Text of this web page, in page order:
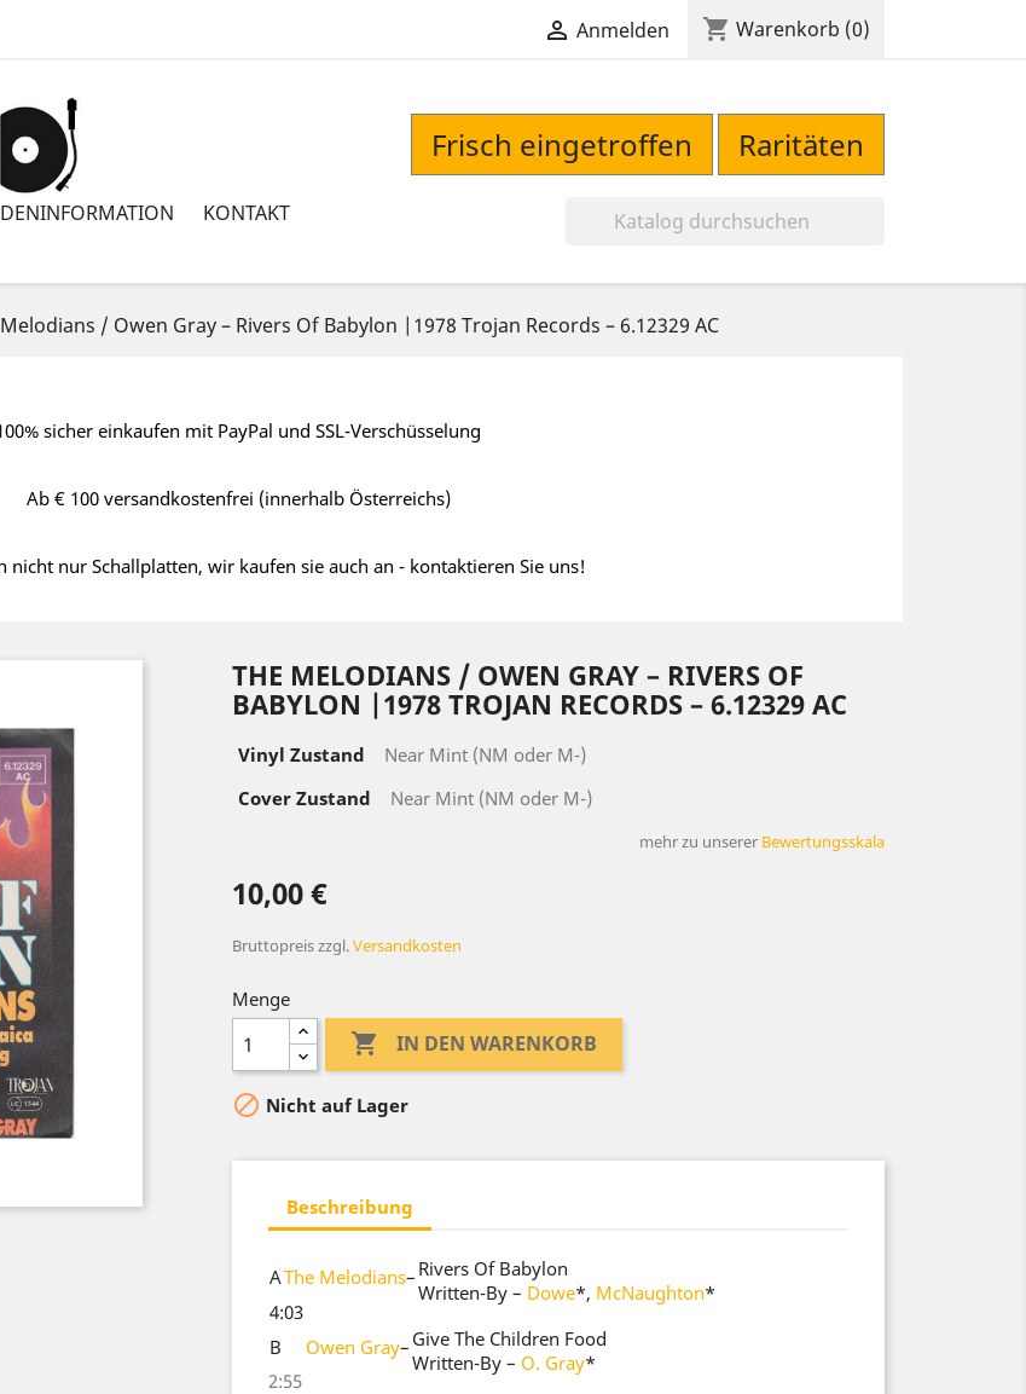
 Anmelden shopping_cart Warenkorb (0)
Frisch eingetroffen Raritäten
KONTAKT
/ Owen Gray – Rivers Of Babylon |1978 Trojan Records – 6.12329 AC
sicher einkaufen mit PayPal und SSL-Verschüsselung
Ab € 100 versandkostenfrei (innerhalb Österreichs)
nicht nur Schallplatten, wir kaufen sie auch an - kontaktieren Sie uns!
THE MELODIANS / OWEN GRAY – RIVERS OF
BABYLON |1978 TROJAN RECORDS – 6.12329 AC
Vinyl Zustand
Near Mint (NM oder M-)
Cover Zustand
Near Mint (NM oder M-)
mehr zu unserer Bewertungsskala
10,00 €
Bruttopreiszzgl.Versandkosten
Menge
 IN DEN WARENKORB
 Nicht auf Lager
Beschreibung
AThe Melodians– Rivers Of Babylon
Written-By – Dowe*, McNaughton*
4:03
B
Owen Gray– Give The Children Food
Written-By – O. Gray*
2:55